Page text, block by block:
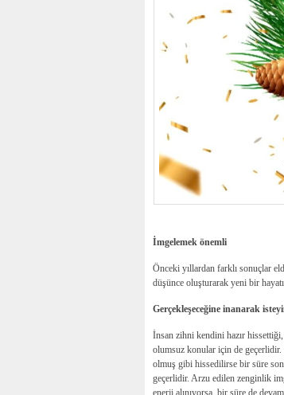
İmgelemek önemli
Önceki yıllardan farklı sonuçlar
düşünce oluşturarak yeni bir
Gerçekleşeceğine inanarak
İnsan zihni kendini hazır
olumsuz konular için de
olmuş gibi hissedilirse bir süre
geçerlidir. Arzu edilen zenginlik
enerji alınıyorsa, bir süre de